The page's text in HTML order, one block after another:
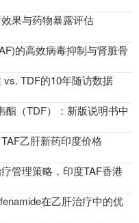
果与药物暴露评估
的高效病毒抑制与肾脏骨
TDF的10年随访数据
酯（TDF）：新版说明书中
乙肝新药印度价格
管理策略，印度TAF香港
在乙肝治疗中的优